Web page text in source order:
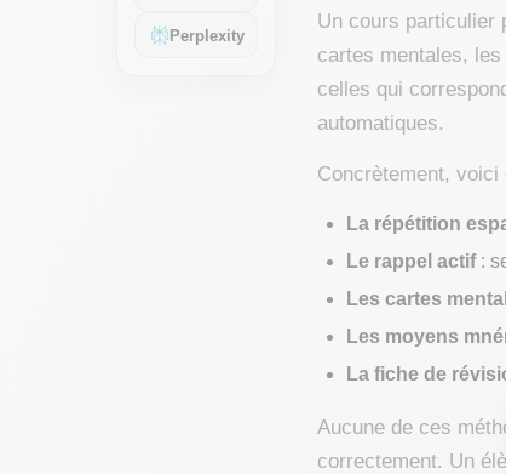
Un cours particulier
cartes mentales,
celles qui
automatiques.
Concrètement, voici
La répétition
Le rappel actif:
Les cartes
Les moyens
La fiche de
Aucune de ces
correctement. Un
Perplexity